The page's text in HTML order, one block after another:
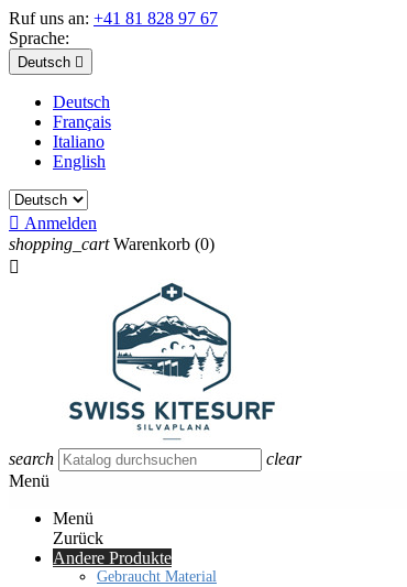
Ruf uns an: +41 81 828 97 67
Sprache:
Deutsch 
Deutsch
Français
Italiano
English
 Anmelden
shopping_cart Warenkorb (0)

search
clear
Menü
Menü
Zurück
Andere Produkte
Gebraucht Material